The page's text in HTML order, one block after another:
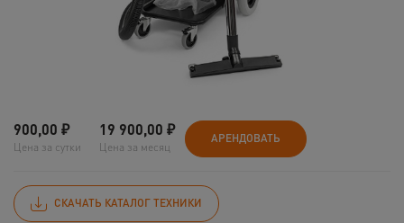
900,00 ₽
Цена за сутки
19 900,00 ₽
Цена за месяц
АРЕНДОВАТЬ
СКАЧАТЬ КАТАЛОГ ТЕХНИКИ